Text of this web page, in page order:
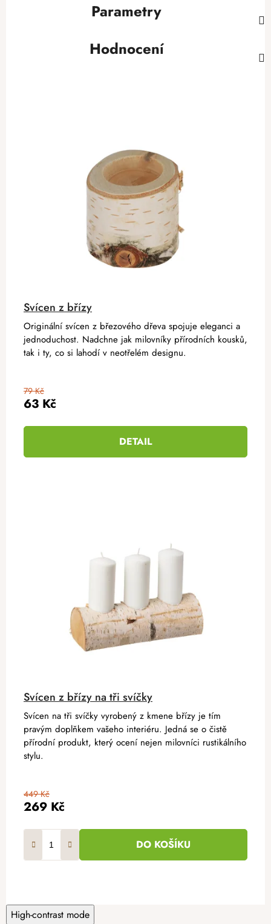
Parametry
Hodnocení
Svícen z břízy
63 Kč
79 Kč
DETAIL
Originální svícen z březového dřeva spojuje eleganci a
jednoduchost. Nadchne jak milovníky přírodních kousků,
tak i ty, co si lahodí v neotřelém designu.
Svícen z břízy na tři svíčky
269 Kč
449 Kč
DO KOŠÍKU
Svícen na tři svíčky vyrobený z kmene břízy je tím
pravým doplňkem vašeho interiéru. Jedná se o čistě
přírodní produkt, který ocení nejen milovníci rustikálního
stylu.
High-contrast mode